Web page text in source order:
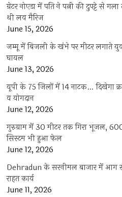
ग्रेटर नोएडा में पति ने पत्नी की दुपट्टे से
थी लव मैरिज
June 15, 2026
जम्मू में बिजली के खंभे पर मीटर लगाते
घायल
June 13, 2026
यूपी के 75 जिलों में 14 नाटक… दिखेगा
व योगदान
June 12, 2026
गुरुग्राम में 30 मीटर तक गिरा भूजल,
सिस्टम भी हुआ फेल
June 12, 2026
Dehradun के सरनीमल बाजार में आग
राहत कार्य
June 11, 2026